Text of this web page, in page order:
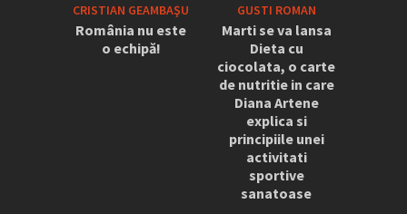
CRISTIAN GEAMBAŞU
România nu este
o echipă!
GUSTI ROMAN
Marti se va lansa
Dieta cu
ciocolata, o carte
de nutritie in care
Diana Artene
explica si
principiile unei
activitati
sportive
sanatoase